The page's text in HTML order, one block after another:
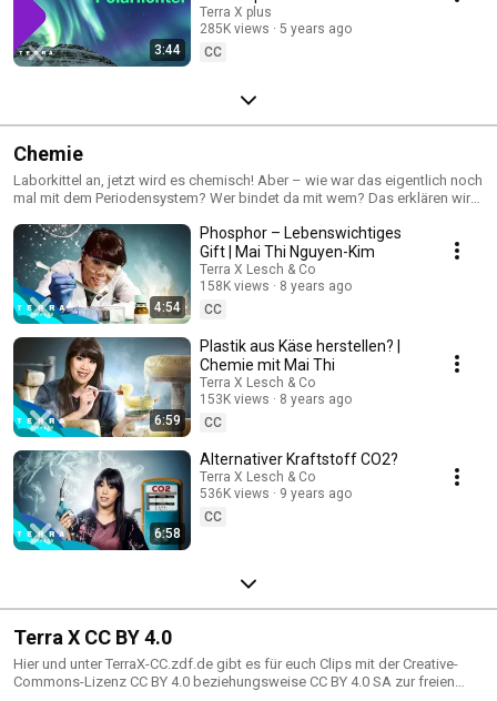
3:44
Terra X plus
285K views
5 years ago
CC
Chemie
Laborkittel an, jetzt wird es chemisch! Aber – wie war das eigentlich noch
mal mit dem Periodensystem? Wer bindet da mit wem? Das erklären wir
4:54
Phosphor – Lebenswichtiges
Gift | Mai Thi Nguyen-Kim
Terra X Lesch & Co
158K views
8 years ago
CC
6:59
Plastik aus Käse herstellen? |
Chemie mit Mai Thi
Terra X Lesch & Co
153K views
8 years ago
CC
6:58
Alternativer Kraftstoff CO2?
Terra X Lesch & Co
536K views
9 years ago
CC
Terra X CC BY 4.0
Hier und unter TerraX-CC.zdf.de gibt es für euch Clips mit der Creative-
Commons-Lizenz CC BY 4.0 beziehungsweise CC BY 4.0 SA zur freien